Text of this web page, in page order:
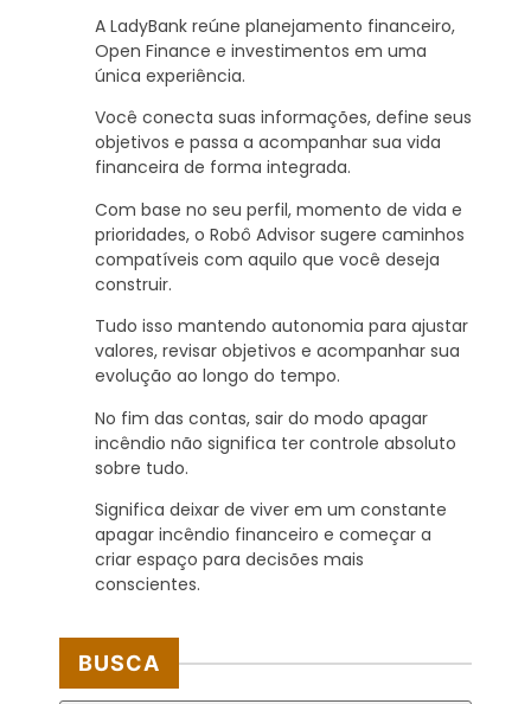
A LadyBank reúne planejamento financeiro,
Open Finance e investimentos em uma
única experiência.
Você conecta suas informações, define seus
objetivos e passa a acompanhar sua vida
financeira de forma integrada.
Com base no seu perfil, momento de vida e
prioridades, o Robô Advisor sugere caminhos
compatíveis com aquilo que você deseja
construir.
Tudo isso mantendo autonomia para ajustar
valores, revisar objetivos e acompanhar sua
evolução ao longo do tempo.
No fim das contas, sair do modo apagar
incêndio não significa ter controle absoluto
sobre tudo.
Significa deixar de viver em um constante
apagar incêndio financeiro e começar a
criar espaço para decisões mais
conscientes.
BUSCA